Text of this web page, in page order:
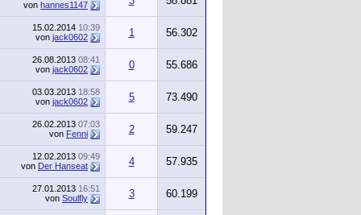
von hannes1147
15.02.2014 10:39
von jack0602 1 56.302
26.08.2013 08:41
von jack0602 0 55.686
03.03.2013 18:58
von jack0602 5 73.490
26.02.2013 07:03
von Fenni 2 59.247
12.02.2013 09:49
von Der Hanseat 4 57.935
27.01.2013 16:51
von Soulfly 3 60.199